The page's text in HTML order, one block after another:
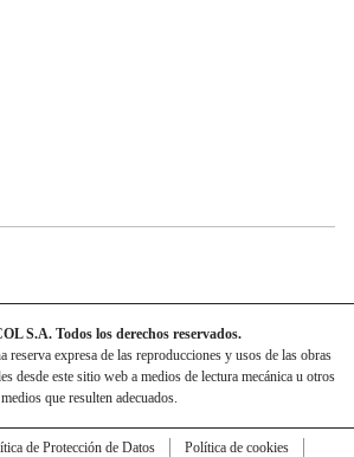
S.A. Todos los derechos reservados.
expresa de las reproducciones y usos de las obras
desde este sitio web a medios de lectura mecánica u otros
medios que resulten adecuados.
de Protección de Datos
Política de cookies